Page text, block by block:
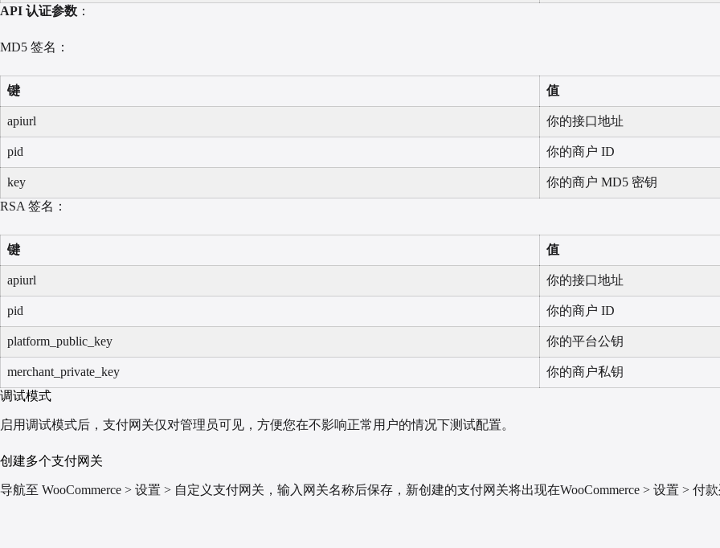
API 认证参数 ：
MD5 签名：
键 值
apiurl 你的接口地址
pid 你的商户 ID
key
你的商户 MD5 密钥
RSA 签名：
键 值
apiurl 你的接口地址
pid 你的商户 ID
platform_public_key 你的平台公钥
merchant_private_key
你的商户私钥
调试模式
启用调试模式后，支付网关仅对管理员可见，方便您在不影响正常用户的情况下测试配置。
创建多个支付网关
导航至 WooCommerce > 设置 > 自定义支付网关，输入网关名称后保存，新创建的支付网关将出现在WooCommerce > 设置 > 付款